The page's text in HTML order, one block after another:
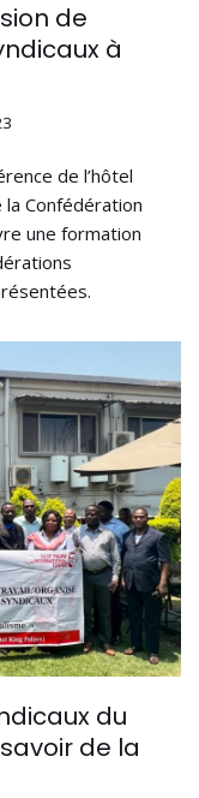
de
à
de l’hôtel
la Confédération
une formation
du
de la